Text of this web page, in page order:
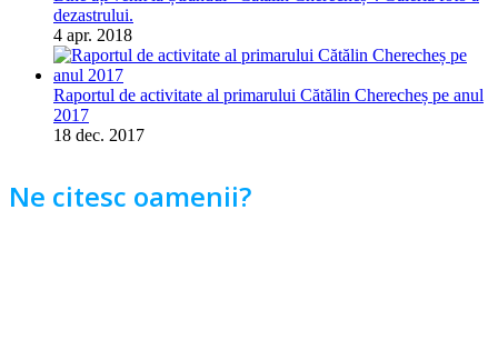
dezastrului.
4 apr. 2018
Raportul de activitate al primarului Cătălin Cherecheș pe anul
2017
18 dec. 2017
Ne citesc oamenii?